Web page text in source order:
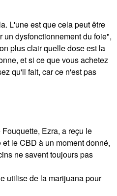
L'une est que cela peut être
dysfonctionnement du foie",
plus clair quelle dose est la
et si ce que vous achetez
qu'il fait, car ce n'est pas
Ezra, a reçu le
le CBD à un moment donné,
ne savent toujours pas
utilise de la marijuana pour